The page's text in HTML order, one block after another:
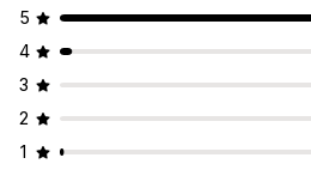
5
4
3
2
1